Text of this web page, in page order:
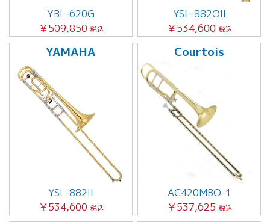
YBL-620G
￥509,850 税込
YSL-882OII
￥534,600 税込
YAMAHA
YSL-882II
￥534,600 税込
Courtois
AC420MBO-1
￥537,625 税込